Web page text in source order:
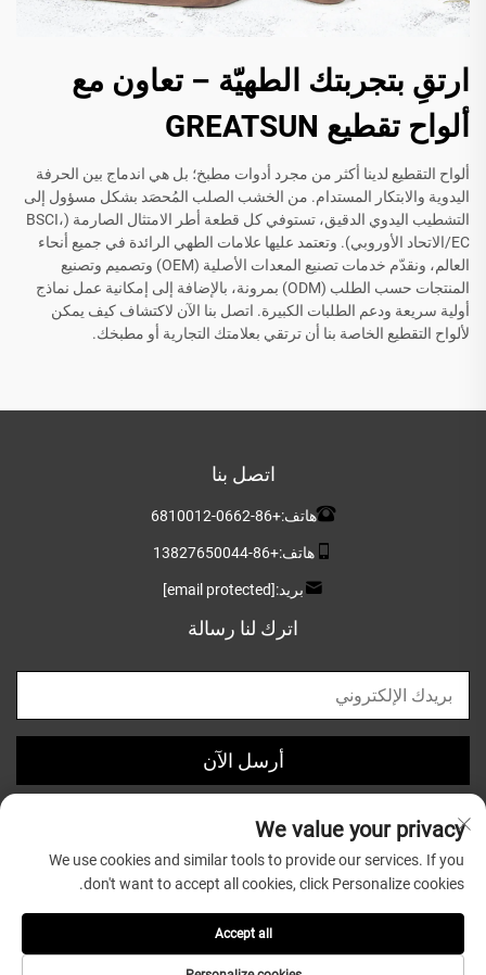
ارتقِ بتجربتك الطهيّة – تعاون مع
ألواح تقطيع GREATSUN
ألواح التقطيع لدينا أكثر من مجرد أدوات مطبخ؛ بل هي اندماج بين الحرفة
اليدوية والابتكار المستدام. من الخشب الصلب المُحصَد بشكل مسؤول إلى
التشطيب اليدوي الدقيق، تستوفي كل قطعة أطر الامتثال الصارمة (BSCI،
EC/الاتحاد الأوروبي). وتعتمد عليها علامات الطهي الرائدة في جميع أنحاء
العالم، ونقدّم خدمات تصنيع المعدات الأصلية (OEM) وتصميم وتصنيع
المنتجات حسب الطلب (ODM) بمرونة، بالإضافة إلى إمكانية عمل نماذج
أولية سريعة ودعم الطلبات الكبيرة. اتصل بنا الآن لاكتشاف كيف يمكن
لألواح التقطيع الخاصة بنا أن ترتقي بعلامتك التجارية أو مطبخك.
اتصل بنا
هاتف:+86-0662-6810012
هاتف:+86-13827650044
بريد:[email protected]
اترك لنا رسالة
أرسل الآن
الخشبية المحدودة |
سياسة الخصوصية
We value your privacy
We use cookies and similar tools to provide our services. If you
don't want to accept all cookies, click Personalize cookies.
Accept all